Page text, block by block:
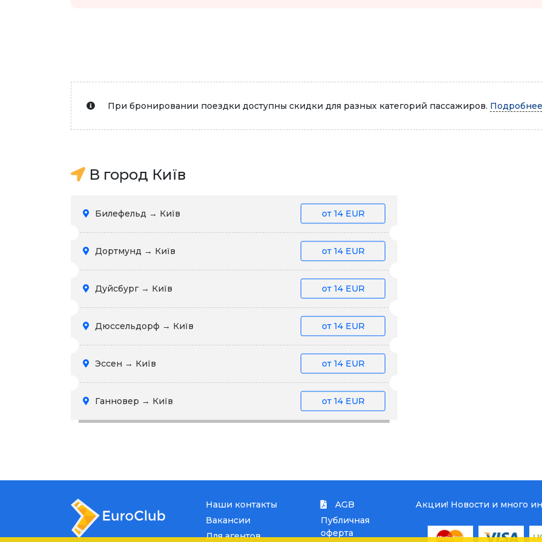
При бронировании поездки доступны скидки для разных категорий пассажиров.
В город Київ
Билефельд → Київ от 14 EUR
Дортмунд → Київ от 14 EUR
Дуйсбург → Київ от 14 EUR
Дюссельдорф → Київ от 14 EUR
Эссен → Київ от 14 EUR
Ганновер → Київ от 14 EUR
Наши контакты
Вакансии
Для агентов
AGB
Публичная
оферта
Акции! Новости и много